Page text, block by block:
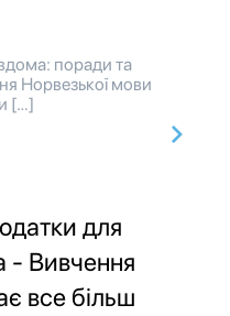
поради та
Норвезької мови
[…]
для
- Вивчення
все більш